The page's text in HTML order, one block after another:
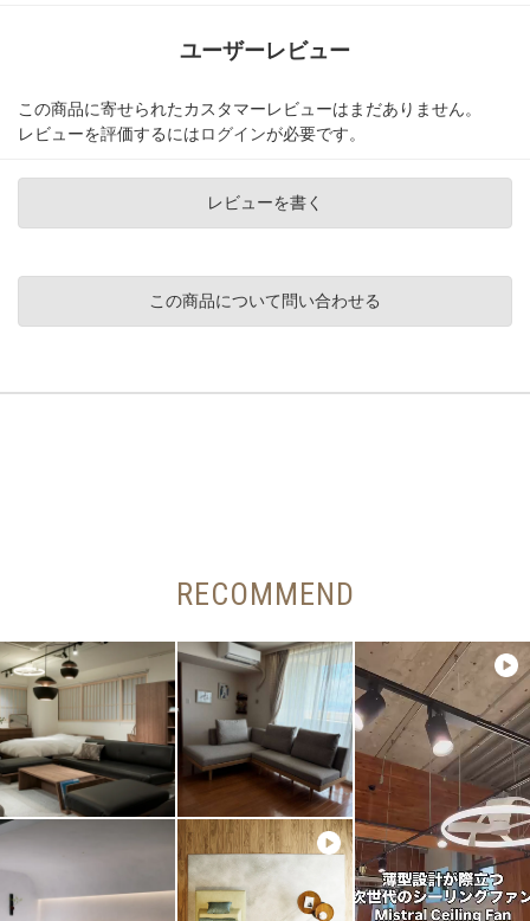
ユーザーレビュー
この商品に寄せられたカスタマーレビューはまだありません。
レビューを評価するにはログインが必要です。
レビューを書く
この商品について問い合わせる
RECOMMEND